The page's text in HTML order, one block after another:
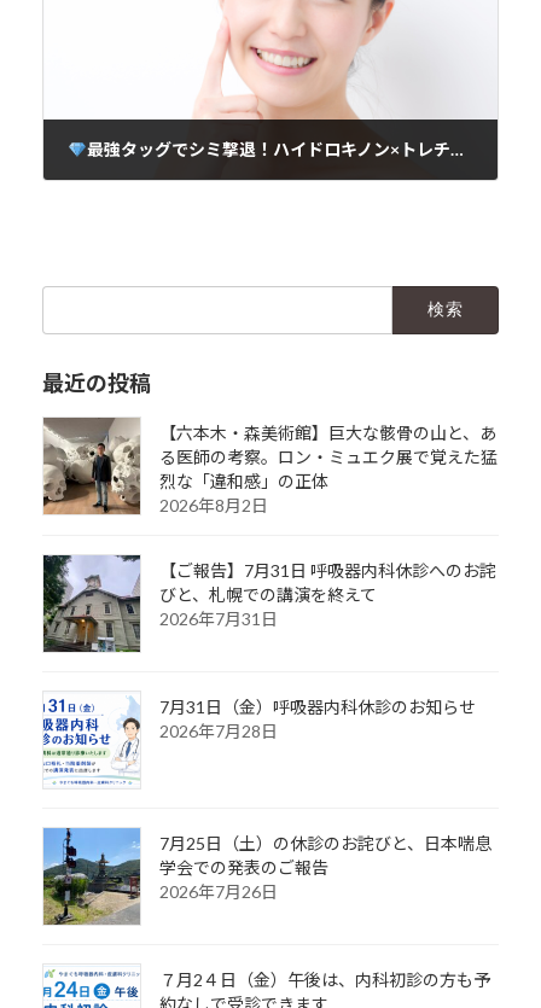
最強タッグでシミ撃退！ハイドロキノン×トレチノインのW（ダブル）治療
最近の投稿
【六本木・森美術館】巨大な骸骨の山と、あ
る医師の考察。ロン・ミュエク展で覚えた猛
烈な「違和感」の正体
2026年8月2日
【ご報告】7月31日 呼吸器内科休診へのお詫
びと、札幌での講演を終えて
2026年7月31日
7月31日（金）呼吸器内科休診のお知らせ
2026年7月28日
7月25日（土）の休診のお詫びと、日本喘息
学会での発表のご報告
2026年7月26日
７月2４日（金）午後は、内科初診の方も予